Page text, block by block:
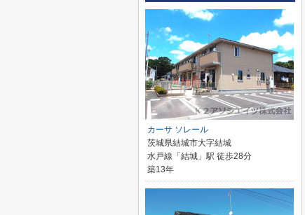
カーサ ソレール
茨城県結城市大字結城
水戸線「結城」駅 徒歩28分
築13年